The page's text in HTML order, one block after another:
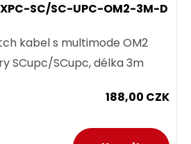
SC/SC-UPC-OM2-3M-D
kabel s multimode OM2
SCupc/SCupc, délka 3m
188,00 CZK